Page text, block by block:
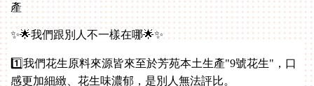
產
✨🌟我們跟別人不一樣在哪🌟✨
1️⃣我們花生原料來源皆來至於芳苑本土生產"9號花生"，口
感更加細緻、花生味濃郁，是別人無法評比。